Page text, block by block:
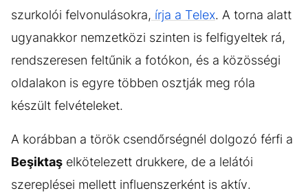
szurkolói felvonulásokra, írja a Telex. A torna alatt
ugyanakkor nemzetközi szinten is felfigyeltek rá,
rendszeresen feltűnik a fotókon, és a közösségi
oldalakon is egyre többen osztják meg róla
készült felvételeket.
A korábban a török csendőrségnél dolgozó férfi a
Beşiktaş elkötelezett drukkere, de a lelátói
szereplései mellett influenszerként is aktív.